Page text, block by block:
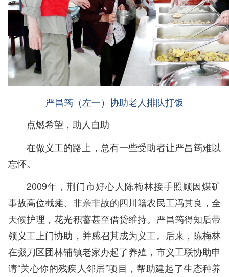
严昌筠（左一）协助老人排队打饭
点燃希望，助人自助
在做义工的路上，总有一些受助者让严昌筠难以
忘怀。
2009年，荆门市好心人陈梅林接手照顾因煤矿
事故高位截瘫、非亲非故的四川籍农民工冯其良，全
天候护理，花光积蓄甚至借贷维持。严昌筠得知后带
领义工上门协助，并感召其成为义工。后来，陈梅林
在掇刀区团林铺镇老家办起了养殖，市义工联协助申
请“关心你的残疾人邻居”项目，帮助建起了生态种养